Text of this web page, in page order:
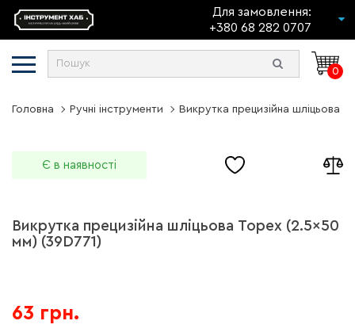
Для замовлення:
+380 68 282 0707
0
Головна Ручні інструменти Викрутка прецизійна шліцьова
Є в наявності
Викрутка прецизійна шліцьова Topex (2.5x50
мм) (39D771)
63 грн.